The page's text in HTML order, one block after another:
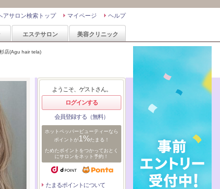
ヘルプ
マイページ
アサロン検索トップ
エステサロン 美容クリニック
店(Agu hair tela)
ようこそ、ゲストさん。
ログインする
会員登録する（無料）
ホットペッパービューティーなら
ポイントが1%たまる！
ためたポイントをつかっておとく
にサロンをネット予約！
たまるポイントについて